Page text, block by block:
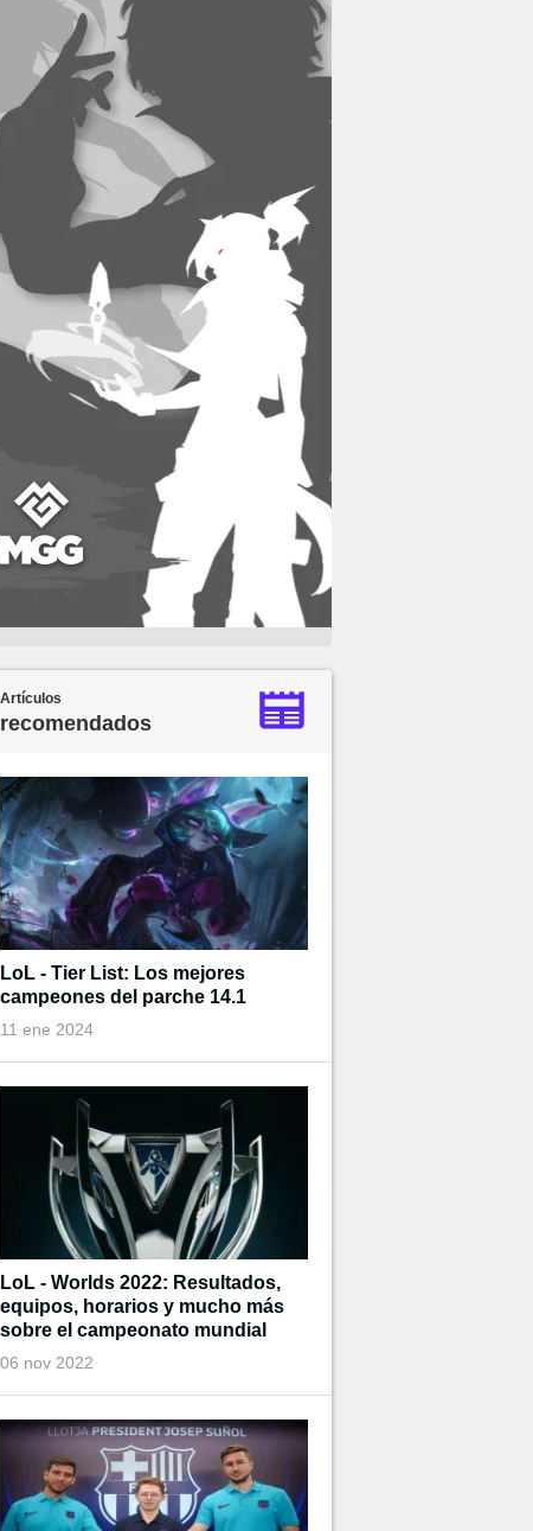
Artículos
recomendados
LoL - Tier List: Los mejores
campeones del parche 14.1
11 ene 2024
LoL - Worlds 2022: Resultados,
equipos, horarios y mucho más
sobre el campeonato mundial
06 nov 2022